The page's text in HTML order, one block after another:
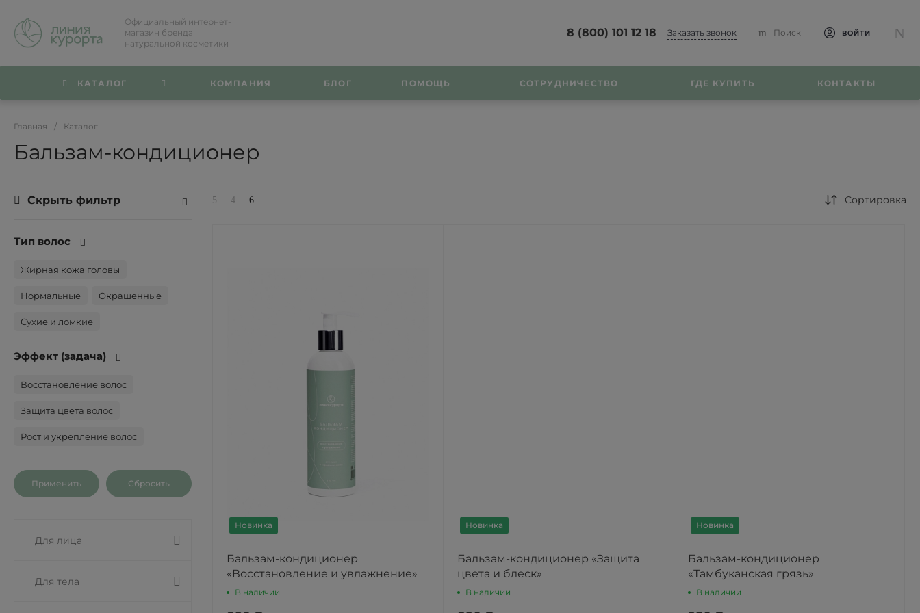
Официальный интернет-
магазин бренда
натуральной косметики
8 (800) 101 12 18 Заказать звонок Поиск ВОЙТИ
КАТАЛОГ КОМПАНИЯ БЛОГ ПОМОЩЬ СОТРУДНИЧЕСТВО ГДЕ КУПИТЬ КОНТАКТЫ
Главная / Каталог
Бальзам-кондиционер
Скрыть фильтр
Тип волос
Жирная кожа головы
Нормальные Окрашенные
Сухие и ломкие
Эффект (задача)
Восстановление волос
Защита цвета волос
Рост и укрепление волос
Для лица
Для тела
Сортировка
Новинка
Бальзам-кондиционер
«Восстановление и увлажнение»
В наличии
Новинка
Бальзам-кондиционер «Защита
цвета и блеск»
В наличии
Новинка
Бальзам-кондиционер
«Тамбуканская грязь»
В наличии